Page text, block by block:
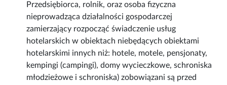
Przedsiębiorca, rolnik, oraz osoba fizyczna
nieprowadząca działalności gospodarczej
zamierzający rozpocząć świadczenie usług
hotelarskich w obiektach niebędących obiektami
hotelarskimi innych niż: hotele, motele, pensjonaty,
kempingi (campingi), domy wycieczkowe, schroniska
młodzieżowe i schroniska) zobowiązani są przed